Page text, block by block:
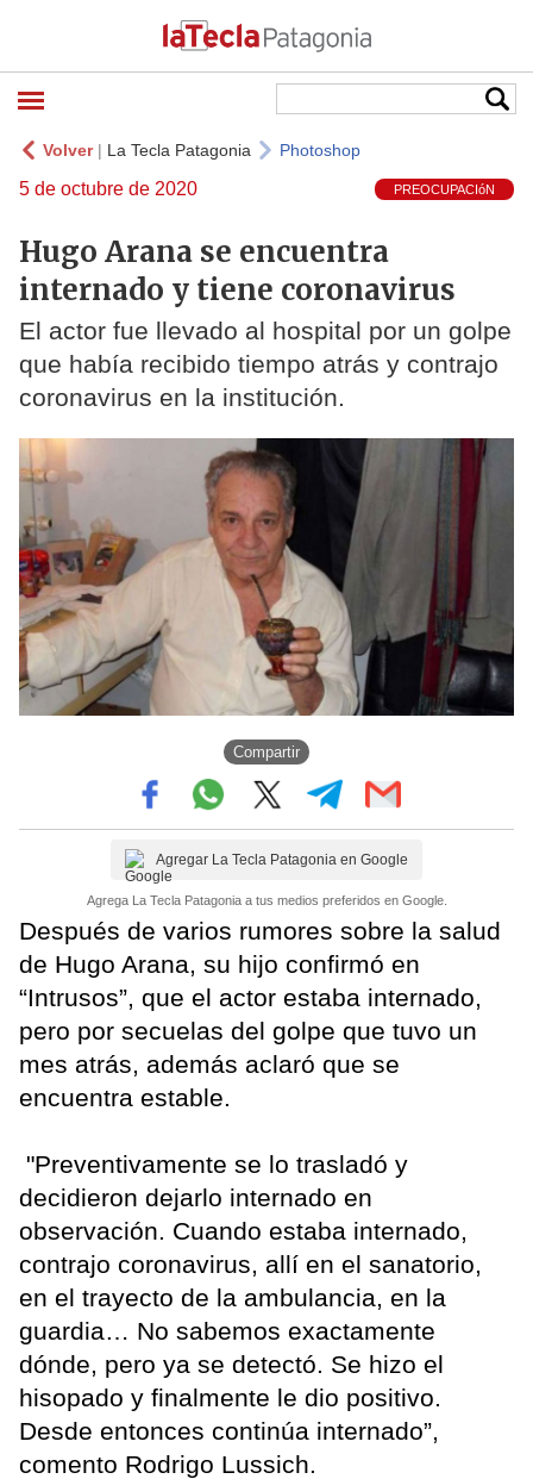
Volver| La Tecla Patagonia Photoshop
5 de octubre de 2020 PREOCUPACIóN
Hugo Arana se encuentra
internado y tiene coronavirus
El actor fue llevado al hospital por un golpe
que había recibido tiempo atrás y contrajo
coronavirus en la institución.
Compartir
Agregar La Tecla Patagonia en Google
Agrega La Tecla Patagonia a tus medios preferidos en Google.
Después de varios rumores sobre la salud
de Hugo Arana, su hijo confirmó en
“Intrusos”, que el actor estaba internado,
pero por secuelas del golpe que tuvo un
mes atrás, además aclaró que se
encuentra estable.
"Preventivamente se lo trasladó y
decidieron dejarlo internado en
observación. Cuando estaba internado,
contrajo coronavirus, allí en el sanatorio,
en el trayecto de la ambulancia, en la
guardia… No sabemos exactamente
dónde, pero ya se detectó. Se hizo el
hisopado y finalmente le dio positivo.
Desde entonces continúa internado”,
comento Rodrigo Lussich.